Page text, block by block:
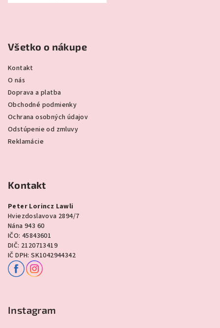
Všetko o nákupe
Kontakt
O nás
Doprava a platba
Obchodné podmienky
Ochrana osobných údajov
Odstúpenie od zmluvy
Reklamácie
Kontakt
Peter Lorincz Lawli
Hviezdoslavova 2894/7
Nána 943 60
IČO: 45843601
DIČ: 2120713419
IČ DPH: SK1042944342
Instagram